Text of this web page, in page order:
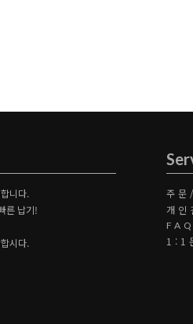
니다.
른 납기!
시다.
주
개인
1:1